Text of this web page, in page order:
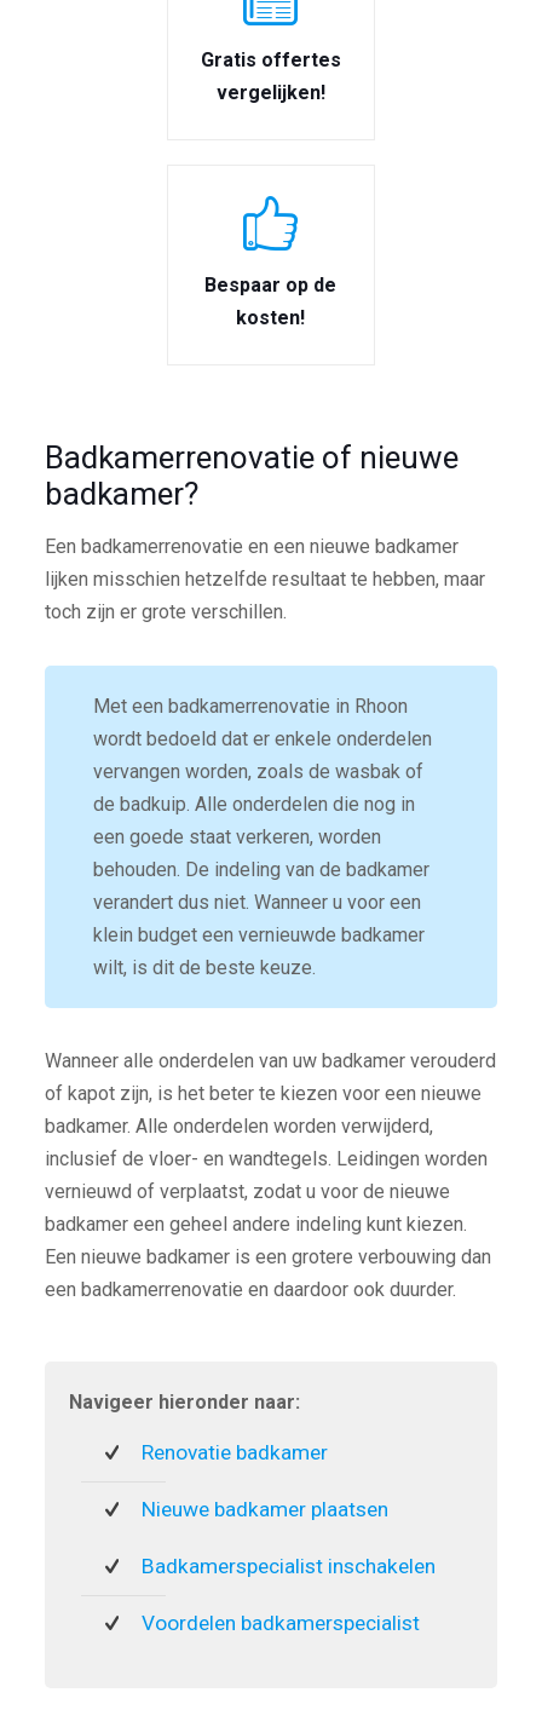
Gratis offertes
vergelijken!
Bespaar op de
kosten!
Badkamerrenovatie of nieuwe
badkamer?
Een badkamerrenovatie en een nieuwe badkamer
lijken misschien hetzelfde resultaat te hebben, maar
toch zijn er grote verschillen.
Met een badkamerrenovatie in Rhoon
wordt bedoeld dat er enkele onderdelen
vervangen worden, zoals de wasbak of
de badkuip. Alle onderdelen die nog in
een goede staat verkeren, worden
behouden. De indeling van de badkamer
verandert dus niet. Wanneer u voor een
klein budget een vernieuwde badkamer
wilt, is dit de beste keuze.
Wanneer alle onderdelen van uw badkamer verouderd
of kapot zijn, is het beter te kiezen voor een nieuwe
badkamer. Alle onderdelen worden verwijderd,
inclusief de vloer- en wandtegels. Leidingen worden
vernieuwd of verplaatst, zodat u voor de nieuwe
badkamer een geheel andere indeling kunt kiezen.
Een nieuwe badkamer is een grotere verbouwing dan
een badkamerrenovatie en daardoor ook duurder.
Navigeer hieronder naar:
Renovatie badkamer
Nieuwe badkamer plaatsen
Badkamerspecialist inschakelen
Voordelen badkamerspecialist